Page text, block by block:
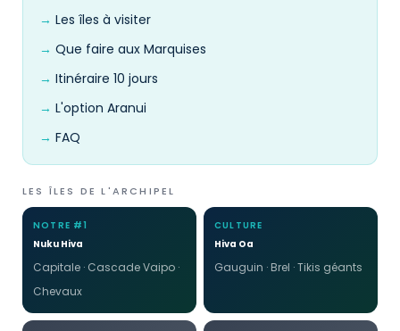
Les îles à visiter
Que faire aux Marquises
Itinéraire 10 jours
L'option Aranui
FAQ
LES ÎLES DE L'ARCHIPEL
NOTRE #1
Nuku Hiva
Capitale · Cascade Vaipo ·
Chevaux
CULTURE
Hiva Oa
Gauguin · Brel · Tikis géants